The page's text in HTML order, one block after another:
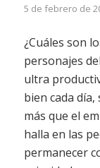
5 de febrero de
¿Cuáles son
personajes
ultra
bien cada
más que el
halla en las
permanecer